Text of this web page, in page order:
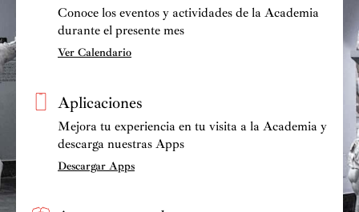
Conoce los eventos y actividades de la Academia
durante el presente mes
Ver Calendario
Aplicaciones
Mejora tu experiencia en tu visita a la Academia y
descarga nuestras Apps
Descargar Apps